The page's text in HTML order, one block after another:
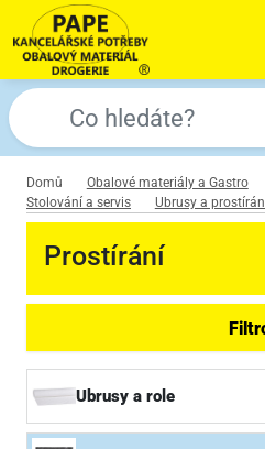
Domů Obalové materiály a Gastro
Stolování a servis
Ubrusy a
Prostírání
Ubrusy a role